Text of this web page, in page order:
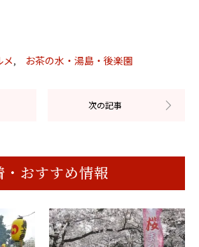
メ, お茶の水・湯島・後楽園
・おすすめ情報